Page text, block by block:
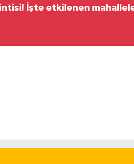
İşte etkilenen